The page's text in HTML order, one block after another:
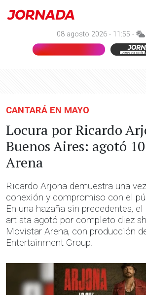
08 agosto 2026 - 11:55 -
CANTARÁ EN MAYO
Locura por Ricardo
Buenos Aires: agotó
Arena
Ricardo Arjona demuestra una
conexión y compromiso con el
En una hazaña sin precedentes,
artista agotó por completo diez
Movistar Arena, con producción
Entertainment Group.